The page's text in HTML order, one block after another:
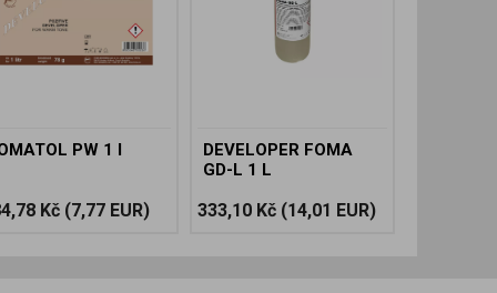
PW 1 l
Kč (7,77 EUR)
DEVELOPER FOMA
GD-L 1 L
333,10 Kč (14,01 EUR)